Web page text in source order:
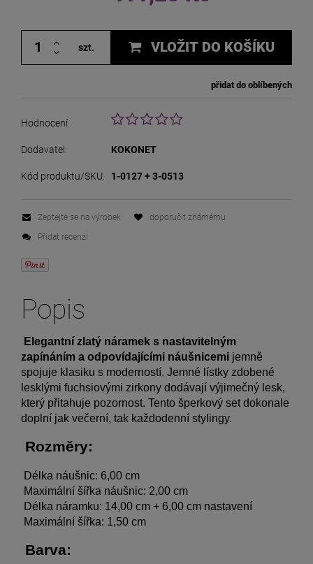
szt. VLOŽIT DO KOŠÍKU
přidat do oblíbených
Hodnocení:
Dodavatel: KOKONET
Kód produktu/SKU: 1-0127 + 3-0513
Zeptejte se na výrobek
doporučit známému
Přidat recenzi
Popis
Elegantní zlatý náramek s nastavitelným
zapínáním a odpovídajícími náušnicemi jemně
spojuje klasiku s moderností. Jemné lístky zdobené
lesklými fuchsiovými zirkony dodávají výjimečný lesk,
který přitahuje pozornost. Tento šperkový set dokonale
doplní jak večerní, tak každodenní stylingy.
Rozměry:
Délka náušnic: 6,00 cm
Maximální šířka náušnic: 2,00 cm
Délka náramku: 14,00 cm + 6,00 cm nastavení
Maximální šířka: 1,50 cm
Barva: